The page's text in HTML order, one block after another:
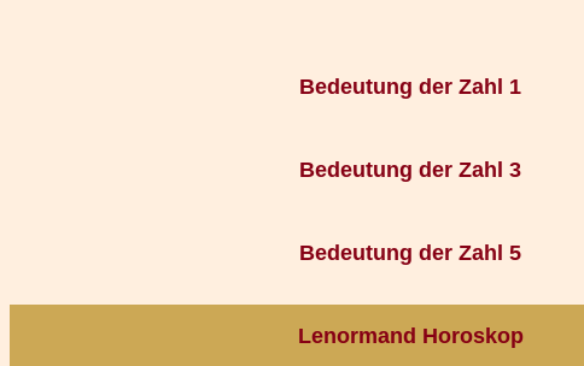
Bedeutung der Zahl 1
Bedeutung der Zahl 3
Bedeutung der Zahl 5
Lenormand Horoskop